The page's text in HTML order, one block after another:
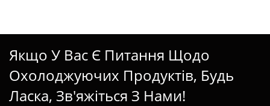
Якщо У Вас Є Питання Щодо
Охолоджуючих Продуктів, Будь
Ласка, Зв'яжіться З Нами!